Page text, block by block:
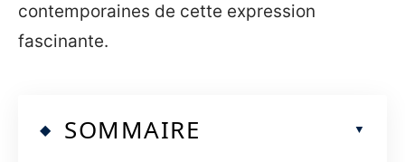
contemporaines de cette expression
fascinante.
SOMMAIRE